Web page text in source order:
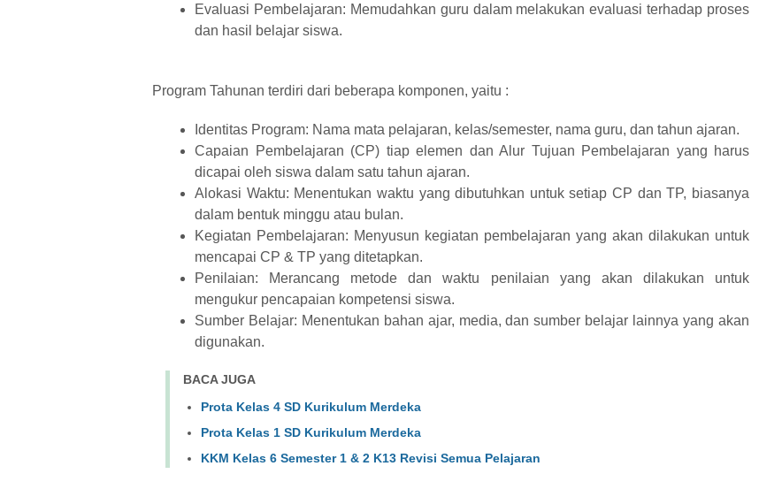
Evaluasi Pembelajaran: Memudahkan guru dalam melakukan evaluasi terhadap proses
dan hasil belajar siswa.
Program Tahunan terdiri dari beberapa komponen, yaitu :
Identitas Program: Nama mata pelajaran, kelas/semester, nama guru, dan tahun ajaran.
Capaian Pembelajaran (CP) tiap elemen dan Alur Tujuan Pembelajaran yang harus
dicapai oleh siswa dalam satu tahun ajaran.
Alokasi Waktu: Menentukan waktu yang dibutuhkan untuk setiap CP dan TP, biasanya
dalam bentuk minggu atau bulan.
Kegiatan Pembelajaran: Menyusun kegiatan pembelajaran yang akan dilakukan untuk
mencapai CP & TP yang ditetapkan.
Penilaian: Merancang metode dan waktu penilaian yang akan dilakukan untuk
mengukur pencapaian kompetensi siswa.
Sumber Belajar: Menentukan bahan ajar, media, dan sumber belajar lainnya yang akan
digunakan.
BACA JUGA
Prota Kelas 4 SD Kurikulum Merdeka
Prota Kelas 1 SD Kurikulum Merdeka
KKM Kelas 6 Semester 1 & 2 K13 Revisi Semua Pelajaran